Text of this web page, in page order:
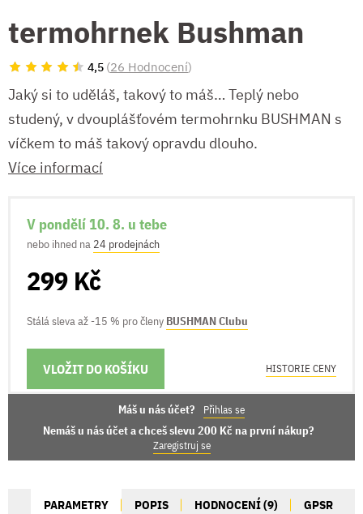
termohrnek Bushman
4,5 (26 Hodnocení)
Jaký si to uděláš, takový to máš… Teplý nebo
studený, v dvouplášťovém termohrnku BUSHMAN s
víčkem to máš takový opravdu dlouho.
Více informací
V pondělí 10. 8. u tebe
nebo ihned na 24 prodejnách
299 Kč
Stálá sleva až -15 % pro členy BUSHMAN Clubu
VLOŽIT DO KOŠÍKU
MOŽNOSTI DORUČENÍ HISTORIE CENY
Máš u nás účet? Přihlas se
Nemáš u nás účet a chceš slevu 200 Kč na první nákup?
Zaregistruj se
PARAMETRY POPIS HODNOCENÍ (9) GPSR